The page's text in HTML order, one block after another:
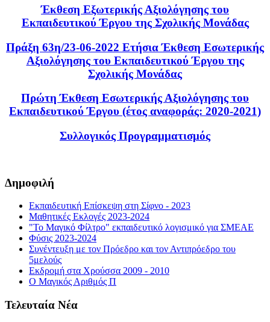
Έκθεση Εξωτερικής Αξιολόγησης του
Εκπαιδευτικού Έργου της Σχολικής Μονάδας
Πράξη 63η/23-06-2022 Ετήσια Έκθεση Εσωτερικής
Αξιολόγησης του Εκπαιδευτικού Έργου της
Σχολικής Μονάδας
Πρώτη Έκθεση Εσωτερικής Αξιολόγησης του
Εκπαιδευτικού Έργου (έτος αναφοράς: 2020-2021)
Συλλογικός Προγραμματισμός
Δημοφιλή
Εκπαιδευτική Επίσκεψη στη Σίφνο - 2023
Μαθητικές Εκλογές 2023-2024
"Το Μαγικό Φίλτρο" εκπαιδευτικό λογισμικό για ΣΜΕΑΕ
Φύσις 2023-2024
Συνέντευξη με τον Πρόεδρο και τον Αντιπρόεδρο του
5μελούς
Εκδρομή στα Χρούσσα 2009 - 2010
Ο Μαγικός Αριθμός Π
Τελευταία Νέα